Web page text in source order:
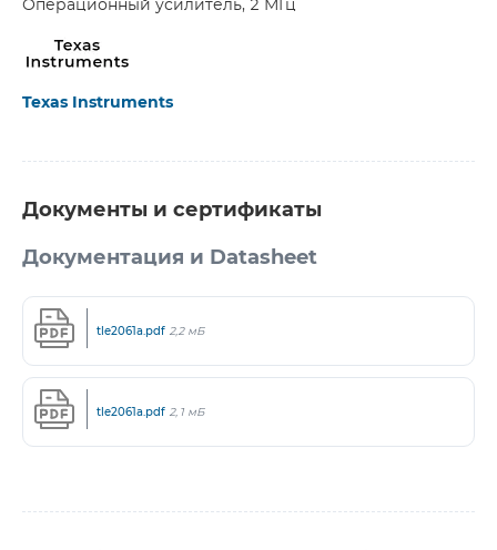
Операционный усилитель, 2 МГц
Texas Instruments
Документы и сертификаты
Документация и Datasheet
tle2061a.pdf 2,2 мБ
tle2061a.pdf 2,1 мБ